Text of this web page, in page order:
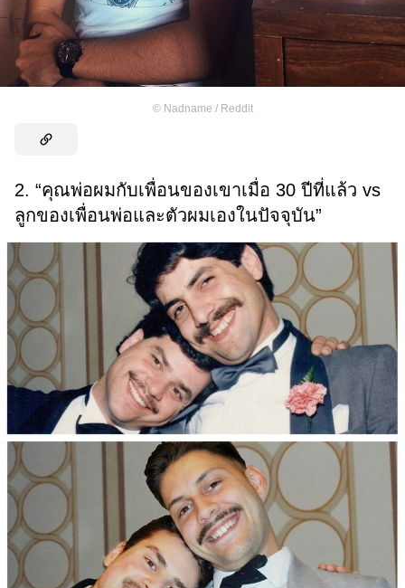
© Nadname / Reddit
2. “คุณพ่อผมกับเพื่อนของเขาเมื่อ 30 ปีที่แล้ว vs
ลูกของเพื่อนพ่อและตัวผมเองในปัจจุบัน”